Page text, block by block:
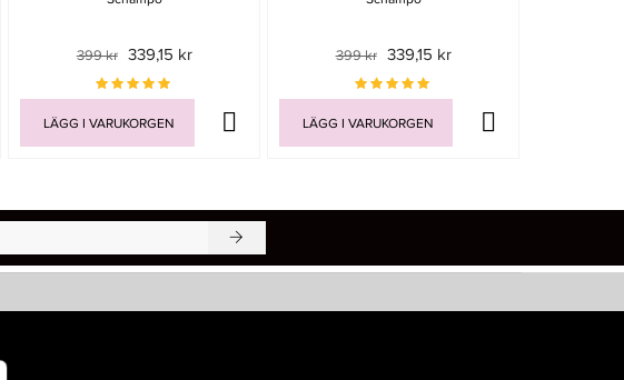
399 kr 339,15 kr
LÄGG I VARUKORGEN
399 kr 339,15 kr
LÄGG I VARUKORGEN